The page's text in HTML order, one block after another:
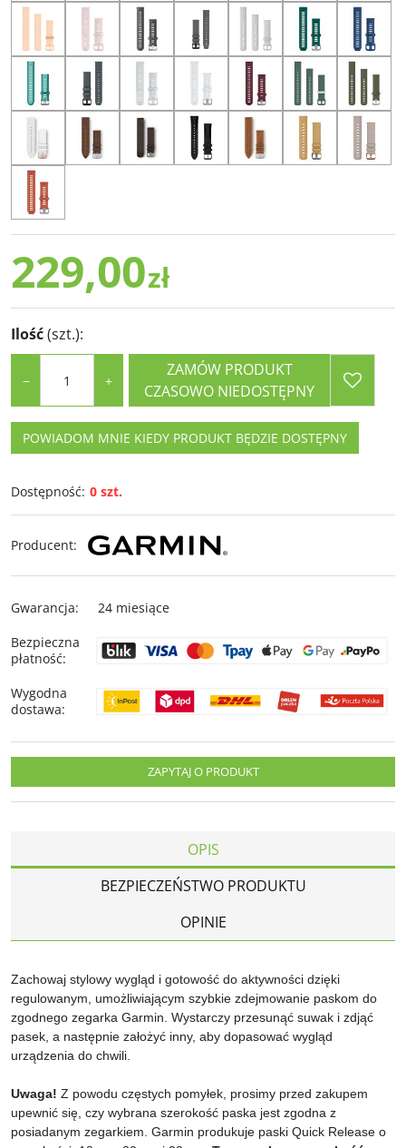
229,00zł
Ilość(szt.):
− +
ZAMÓW PRODUKT
CZASOWO NIEDOSTĘPNY
POWIADOM MNIE KIEDY PRODUKT BĘDZIE DOSTĘPNY
Dostępność: 0 szt.
Producent:
Gwarancja:
24 miesiące
Bezpieczna
płatność:
Wygodna
dostawa:
ZAPYTAJ O PRODUKT
OPIS
BEZPIECZEŃSTWO PRODUKTU
OPINIE
Zachowaj stylowy wygląd i gotowość do aktywności dzięki
regulowanym, umożliwiającym szybkie zdejmowanie paskom do
zgodnego zegarka Garmin. Wystarczy przesunąć suwak i zdjąć
pasek, a następnie założyć inny, aby dopasować wygląd
urządzenia do chwili.
Uwaga! Z powodu częstych pomyłek, prosimy przed zakupem
upewnić się, czy wybrana szerokość paska jest zgodna z
posiadanym zegarkiem . Garmin produkuje paski Quick Release o